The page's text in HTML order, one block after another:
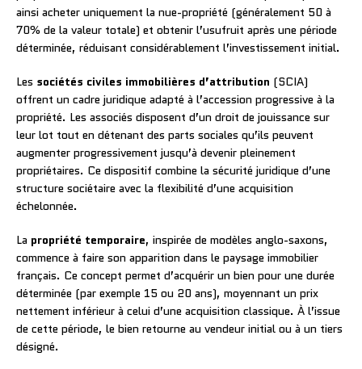
ainsi acheter uniquement la nue-propriété (généralement 50 à
70% de la valeur totale) et obtenir l’usufruit après une période
déterminée, réduisant considérablement l’investissement initial.
Les sociétés civiles immobilières d’attribution (SCIA)
offrent un cadre juridique adapté à l’accession progressive à la
propriété. Les associés disposent d’un droit de jouissance sur
leur lot tout en détenant des parts sociales qu’ils peuvent
augmenter progressivement jusqu’à devenir pleinement
propriétaires. Ce dispositif combine la sécurité juridique d’une
structure sociétaire avec la flexibilité d’une acquisition
échelonnée.
La propriété temporaire, inspirée de modèles anglo-saxons,
commence à faire son apparition dans le paysage immobilier
français. Ce concept permet d’acquérir un bien pour une durée
déterminée (par exemple 15 ou 20 ans), moyennant un prix
nettement inférieur à celui d’une acquisition classique. À l’issue
de cette période, le bien retourne au vendeur initial ou à un tiers
désigné.